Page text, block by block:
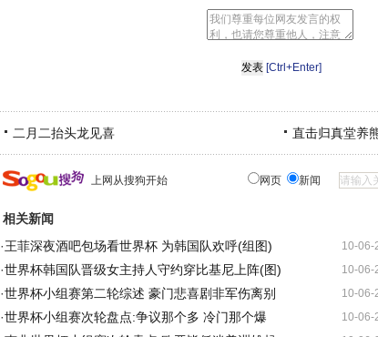
[Ctrl+Enter]
二月二抬头龙见喜 直击归真堂养
上网从搜狗开始 网页 新闻
相关新闻
10-06-
·王菲深夜酒吧包场看世界杯 为韩国队欢呼(组图)
10-06-
·世界杯韩国队晋级女主持人守约穿比基尼上阵(图)
10-06-
·世界杯小组赛第二轮综述 豪门悲喜剧非军伤离别
10-06-
·世界杯小组赛次轮盘点:争议那个多 冷门那个爆